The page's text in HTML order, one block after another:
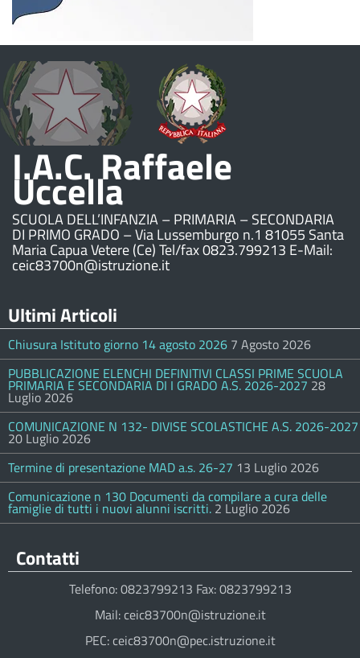
I.A.C. Raffaele
Uccella
SCUOLA DELL’INFANZIA – PRIMARIA – SECONDARIA
DI PRIMO GRADO – Via Lussemburgo n.1 81055 Santa
Maria Capua Vetere (Ce) Tel/fax 0823.799213 E-Mail:
ceic83700n@istruzione.it
Ultimi Articoli
Chiusura Istituto giorno 14 agosto 2026 7 Agosto 2026
PUBBLICAZIONE ELENCHI DEFINITIVI CLASSI PRIME SCUOLA
PRIMARIA E SECONDARIA DI I GRADO A.S. 2026-2027 28
Luglio 2026
COMUNICAZIONE N 132- DIVISE SCOLASTICHE A.S. 2026-2027
20 Luglio 2026
Termine di presentazione MAD a.s. 26-27 13 Luglio 2026
Comunicazione n 130 Documenti da compilare a cura delle
famiglie di tutti i nuovi alunni iscritti. 2 Luglio 2026
Contatti
Telefono: 0823799213 Fax: 0823799213
Mail: ceic83700n@istruzione.it
PEC: ceic83700n@pec.istruzione.it